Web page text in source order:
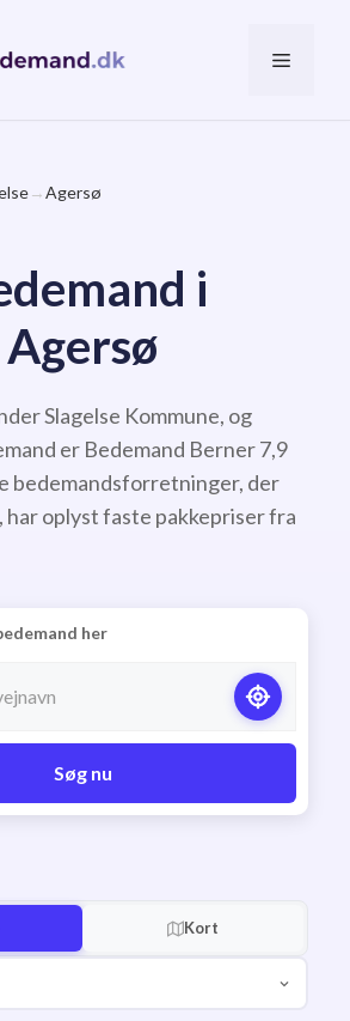
Menu
→Agersø
i
Agersø
Slagelse Kommune, og
er Bedemand Berner 7,9
bedemandsforretninger, der
oplyst faste pakkepriser fra
her
Søg nu
Kort